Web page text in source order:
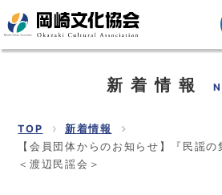
新着情報
TOP
新着情報
【会員団体からのお知らせ】『民謡
＜渡辺民謡会＞